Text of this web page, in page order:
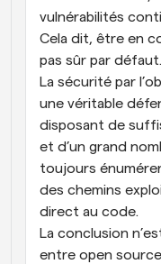
vulnérabilités
Cela dit, être en
pas sûr par défaut.
La sécurité par
une véritable
disposant de
et d’un grand
toujours
des chemins
direct au code.
La conclusion
entre open